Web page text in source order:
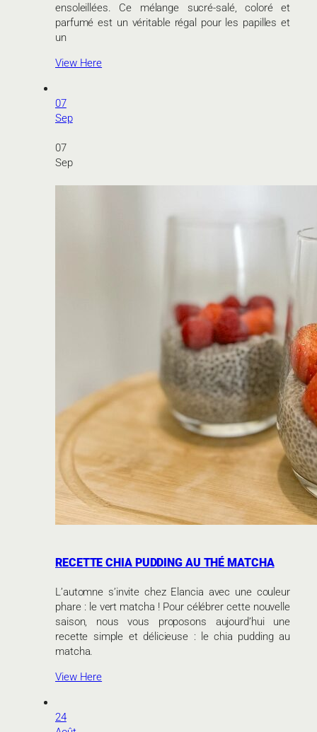
ensoleillées. Ce mélange sucré-salé, coloré et
parfumé est un véritable régal pour les papilles et
un
View Here
07
Sep
07
Sep
RECETTE CHIA PUDDING AU THÉ MATCHA
L’automne s’invite chez Elancia avec une couleur
phare : le vert matcha ! Pour célébrer cette nouvelle
saison, nous vous proposons aujourd’hui une
recette simple et délicieuse : le chia pudding au
matcha.
View Here
24